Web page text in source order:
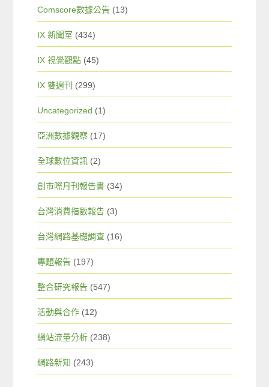
Comscore數據公告 (13)
IX 新聞室 (434)
IX 視覺觀點 (45)
IX 雙週刊 (299)
Uncategorized (1)
亞洲數據觀察 (17)
全球數位資訊 (2)
創市際月刊報告書 (34)
台灣消費指數報告 (3)
台灣網路基礎調查 (16)
專題報告 (197)
整合研究報告 (547)
活動與合作 (12)
網站流量分析 (238)
網路新知 (243)